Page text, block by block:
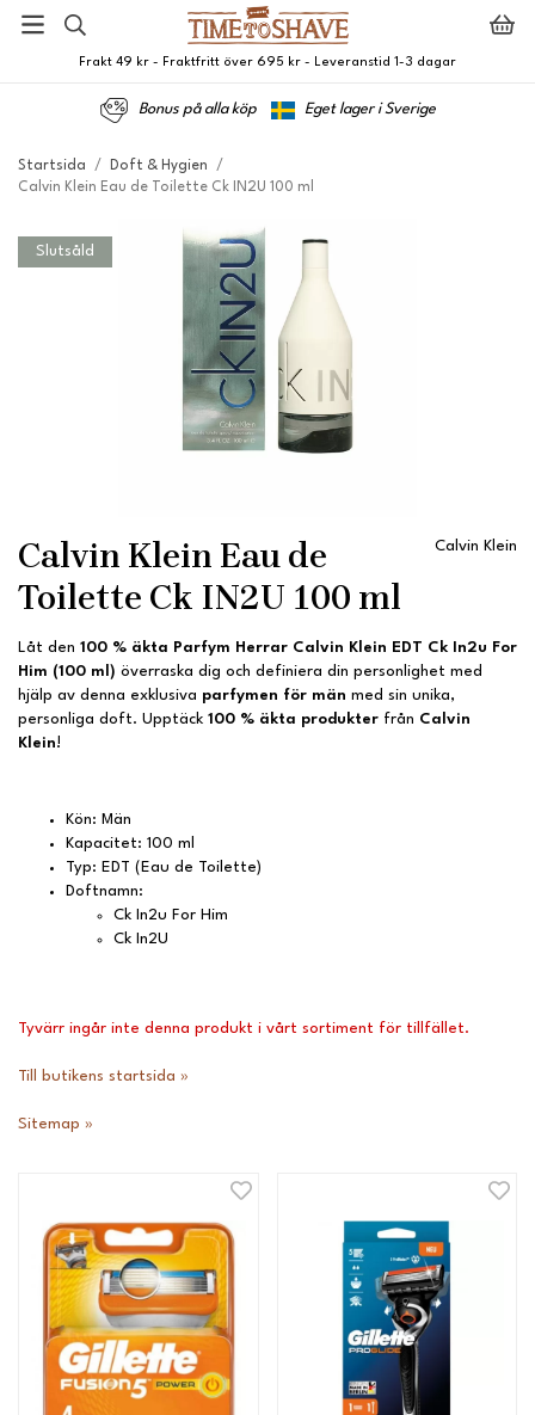
Frakt 49 kr - Fraktfritt över 695 kr - Leveranstid 1-3 dagar
Bonus på alla köp Eget lager i Sverige
Startsida / Doft & Hygien
/
Calvin Klein Eau de Toilette Ck IN2U 100 ml
Slutsåld
Calvin Klein Eau de
Toilette Ck IN2U 100 ml
Calvin Klein
Låt den 100 % äkta Parfym Herrar Calvin Klein EDT Ck In2u For
Him (100 ml) överraska dig och definiera din personlighet med
hjälp av denna exklusiva parfymen för män med sin unika,
personliga doft. Upptäck 100 % äkta produkter från Calvin
Klein!
Kön: Män
Kapacitet: 100 ml
Typ: EDT (Eau de Toilette)
Doftnamn:
Ck In2u For Him
Ck In2U
Tyvärr ingår inte denna produkt i vårt sortiment för tillfället.
Till butikens startsida »
Sitemap »